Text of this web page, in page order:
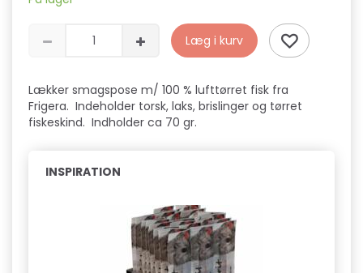
Læg i kurv
Lækker smagspose m/ 100 % lufttørret fisk fra
Frigera. Indeholder torsk, laks, brislinger og tørret
fiskeskind. Indholder ca 70 gr.
INSPIRATION